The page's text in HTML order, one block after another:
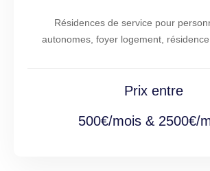
Résidences de service pour
autonomes, foyer logement, résidence
Prix entre
500€/mois & 2500€/